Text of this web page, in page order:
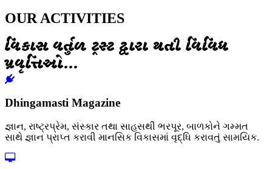
OUR ACTIVITIES
વિકાસ વર્તુળ ટ્રસ્ટ દ્વારા થતી વિવિધ
પ્રવૃત્તિઓ...
Dhingamasti Magazine
જ્ઞાન, રાષ્ટ્રપ્રેમ, સંસ્કાર તથા સાહસથી ભરપૂર, બાળકોને ગમ્મત
સાથે જ્ઞાન પ્રાપ્ત કરાવી માનસિક વિકાસમાં વૃદ્ધિ કરાવતું સામયિક.